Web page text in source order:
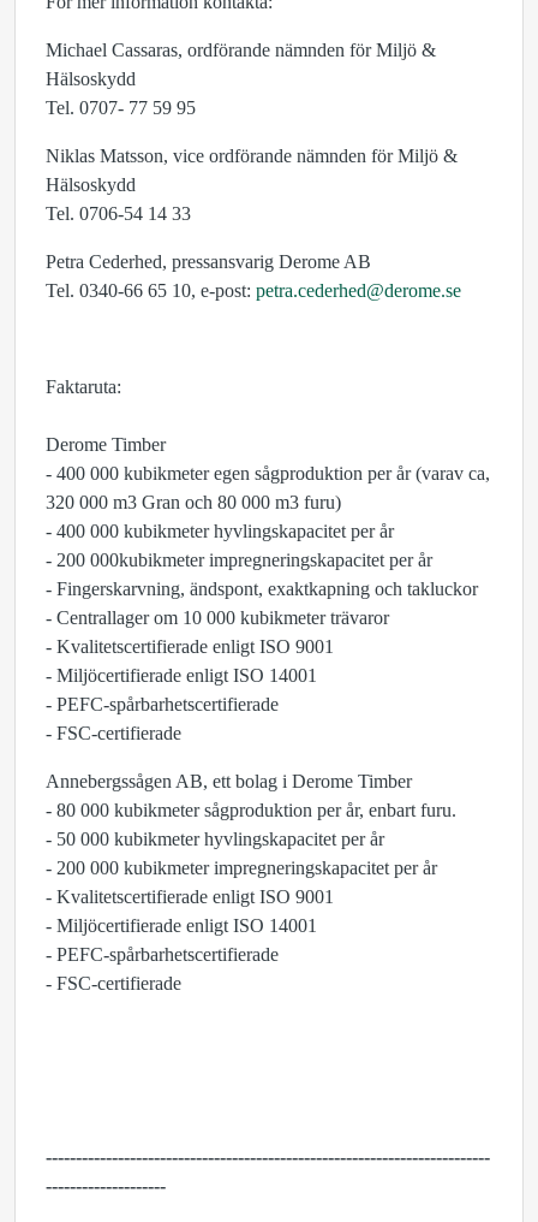
Michael Cassaras, ordförande nämnden för Miljö &
Hälsoskydd
Tel. 0707- 77 59 95
Niklas Matsson, vice ordförande nämnden för Miljö &
Hälsoskydd
Tel. 0706-54 14 33
Petra Cederhed, pressansvarig Derome AB
Tel. 0340-66 65 10, e-post: petra.cederhed@derome.se
Faktaruta:
Derome Timber
- 400 000 kubikmeter egen sågproduktion per år (varav ca,
320 000 m3 Gran och 80 000 m3 furu)
- 400 000 kubikmeter hyvlingskapacitet per år
- 200 000kubikmeter impregneringskapacitet per år
- Fingerskarvning, ändspont, exaktkapning och takluckor
- Centrallager om 10 000 kubikmeter trävaror
- Kvalitetscertifierade enligt ISO 9001
- Miljöcertifierade enligt ISO 14001
- PEFC-spårbarhetscertifierade
- FSC-certifierade
Annebergssågen AB, ett bolag i Derome Timber
- 80 000 kubikmeter sågproduktion per år, enbart furu.
- 50 000 kubikmeter hyvlingskapacitet per år
- 200 000 kubikmeter impregneringskapacitet per år
- Kvalitetscertifierade enligt ISO 9001
- Miljöcertifierade enligt ISO 14001
- PEFC-spårbarhetscertifierade
- FSC-certifierade
--------------------------------------------------------------------------
--------------------